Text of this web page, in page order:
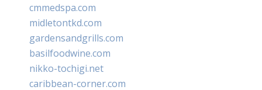
cmmedspa.com
midletontkd.com
gardensandgrills.com
basilfoodwine.com
nikko-tochigi.net
caribbean-corner.com